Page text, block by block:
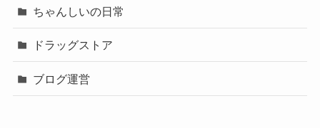
ちゃんしいの日常
ドラッグストア
ブログ運営